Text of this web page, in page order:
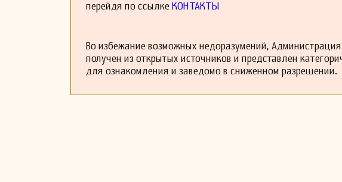
Альбрехтсбергер скончался в
друзей музыки.
Примерно в 1765 году
струнного оркестра (три из
Вероятно, самым ценным его
перейдя по ссылке КОНТАКТЫ
Во избежание возможных недоразумений,
получен из открытых источников и представлен
для ознакомления и заведомо в сниженном разрешении.